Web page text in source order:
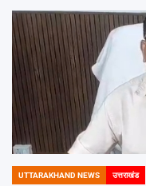
POSTED
UTTARAKHAND NEWS उत्तराखंड